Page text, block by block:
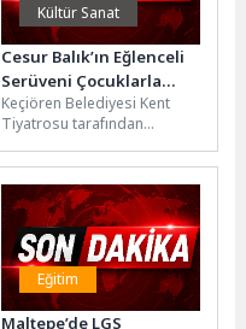
Kültür Sanat
Cesur Balık’ın Eğlenceli
Serüveni Çocuklarla
Buluştu
Keçiören Belediyesi Kent
Tiyatrosu tarafından
tiyatro gösterisi, Necip Fazıl
Kısakürek Tiyatro...
Eğitim
Maltepe’de LGS